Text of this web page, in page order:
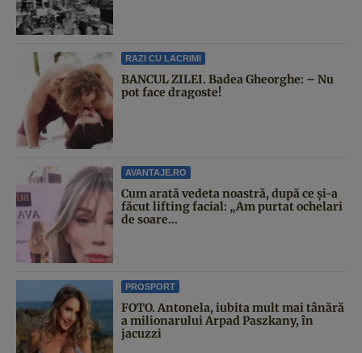
RAZI CU LACRIMI
BANCUL ZILEI. Badea Gheorghe: – Nu
pot face dragoste!
AVANTAJE.RO
Cum arată vedeta noastră, după ce și-a
făcut lifting facial: „Am purtat ochelari
de soare...
PROSPORT
FOTO. Antonela, iubita mult mai tânără
a milionarului Arpad Paszkany, în
jacuzzi